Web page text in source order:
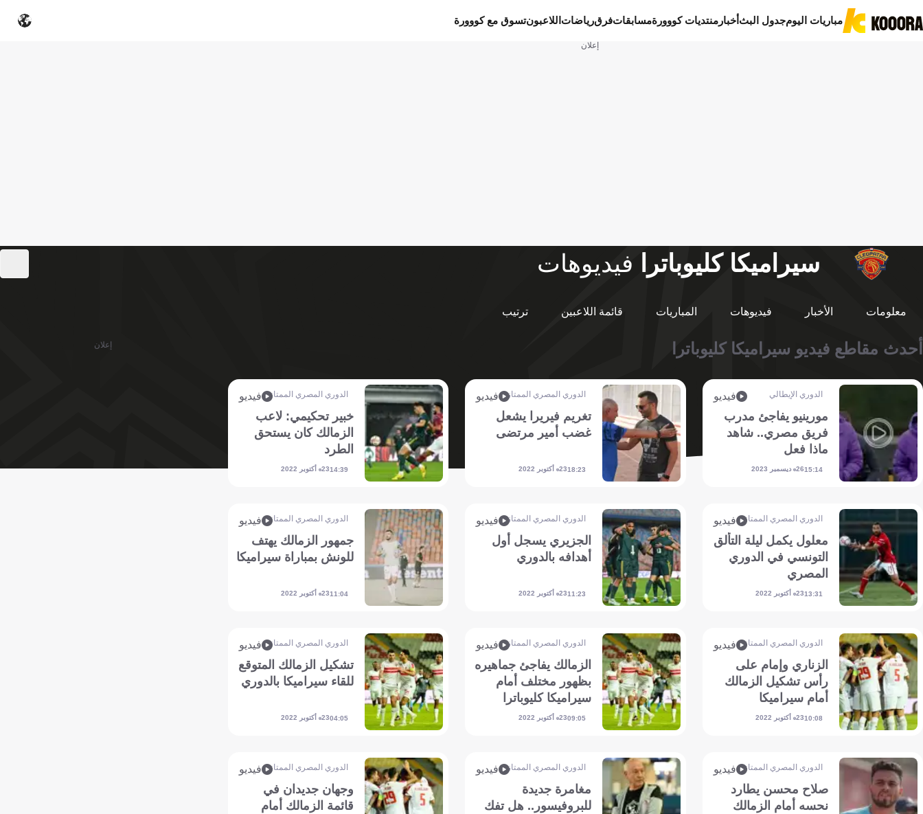
مباريات اليومجدول البثأخبار منتديات كووورةمسابقاتفرقرياضات اللاعبونتسوق مع كووورة
إعلان
سيراميكا كليوباترا فيديوهات
معلومات الأخبار فيديوهات المباريات قائمة اللاعبين ترتيب
أحدث مقاطع فيديو سيراميكا كليوباترا
الدوري الإيطالي فيديو
مورينيو يفاجئ مدرب
فريق مصري.. شاهد
ماذا فعل
15:1426 ديسمبر 2023
الدوري المصري الممتاز فيديو
تغريم فيريرا يشعل
غضب أمير مرتضى
18:2323 أكتوبر 2022
الدوري المصري الممتاز فيديو
خبير تحكيمي: لاعب
الزمالك كان يستحق
الطرد
14:3923 أكتوبر 2022
الدوري المصري الممتاز فيديو
معلول يكمل ليلة التألق
التونسي في الدوري
المصري
13:3123 أكتوبر 2022
الدوري المصري الممتاز فيديو
الجزيري يسجل أول
أهدافه بالدوري
11:2323 أكتوبر 2022
الدوري المصري الممتاز فيديو
جمهور الزمالك يهتف
للونش بمباراة سيراميكا
11:0423 أكتوبر 2022
الدوري المصري الممتاز فيديو
الزناري وإمام على
رأس تشكيل الزمالك
أمام سيراميكا
10:0823 أكتوبر 2022
الدوري المصري الممتاز فيديو
الزمالك يفاجئ جماهيره
بظهور مختلف أمام
سيراميكا كليوباترا
09:0523 أكتوبر 2022
الدوري المصري الممتاز فيديو
تشكيل الزمالك المتوقع
للقاء سيراميكا بالدوري
04:0523 أكتوبر 2022
الدوري المصري الممتاز فيديو
صلاح محسن يطارد
نحسه أمام الزمالك
الدوري المصري الممتاز فيديو
مغامرة جديدة
للبروفيسور.. هل تفك
الدوري المصري الممتاز فيديو
وجهان جديدان في
قائمة الزمالك أمام
إعلان